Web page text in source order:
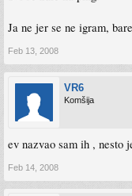
Ja ne jer se ne igram,
Feb 13, 2008
VR6
Komšija
ev nazvao sam ih , nesto
Feb 14, 2008